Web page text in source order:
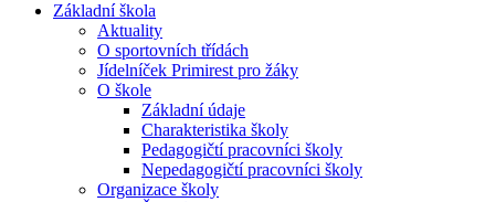
Základní škola
Aktuality
O sportovních třídách
Jídelníček Primirest pro žáky
O škole
Základní údaje
Charakteristika školy
Pedagogičtí pracovníci školy
Nepedagogičtí pracovníci školy
Organizace školy